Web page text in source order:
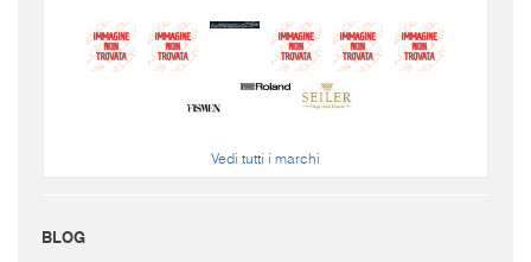
Vedi tutti i marchi
BLOG